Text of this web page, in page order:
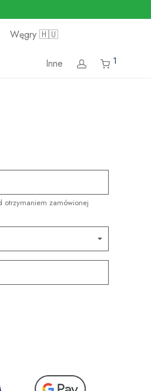
Węgry 🇭🇺
Inne 1
otrzymaniem zamówionej